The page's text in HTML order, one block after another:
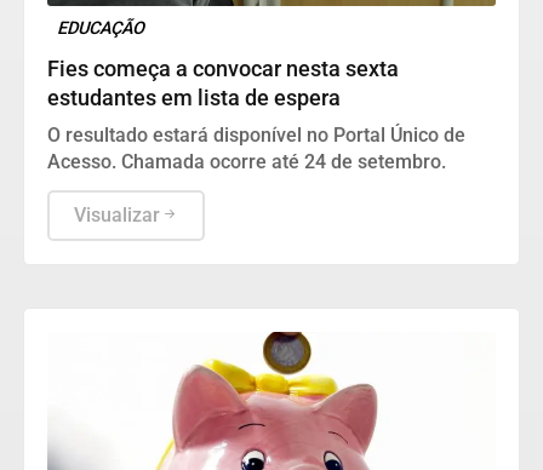
EDUCAÇÃO
Fies começa a convocar nesta sexta
estudantes em lista de espera
O resultado estará disponível no Portal Único de
Acesso. Chamada ocorre até 24 de setembro.
Visualizar